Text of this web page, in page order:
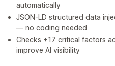
automatically
JSON-LD structured data
— no coding needed
Checks +17 critical factors
improve AI visibility